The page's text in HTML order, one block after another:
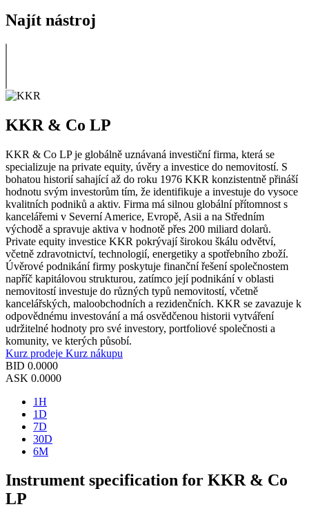
Najít nástroj
KKR & Co LP
KKR & Co LP je globálně uznávaná investiční firma, která se
specializuje na private equity, úvěry a investice do nemovitostí. S
bohatou historií sahající až do roku 1976 KKR konzistentně přináší
hodnotu svým investorům tím, že identifikuje a investuje do vysoce
kvalitních podniků a aktiv. Firma má silnou globální přítomnost s
kancelářemi v Severní Americe, Evropě, Asii a na Středním
východě a spravuje aktiva v hodnotě přes 200 miliard dolarů.
Private equity investice KKR pokrývají širokou škálu odvětví,
včetně zdravotnictví, technologií, energetiky a spotřebního zboží.
Úvěrové podnikání firmy poskytuje finanční řešení společnostem
napříč kapitálovou strukturou, zatímco její podnikání v oblasti
nemovitostí investuje do různých typů nemovitostí, včetně
kancelářských, maloobchodních a rezidenčních. KKR se zavazuje k
odpovědnému investování a má osvědčenou historii vytváření
udržitelné hodnoty pro své investory, portfoliové společnosti a
komunity, ve kterých působí.
Kurz prodeje Kurz nákupu
BID 0.0000
ASK 0.0000
1H
1D
7D
30D
6M
Instrument specification for KKR & Co
LP